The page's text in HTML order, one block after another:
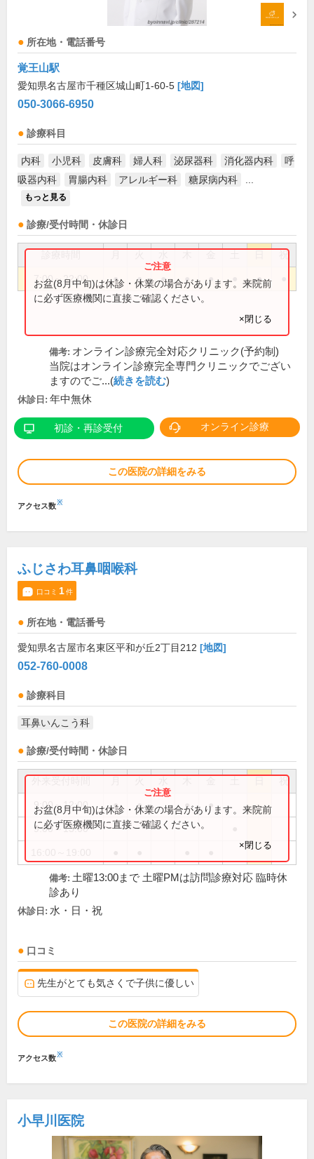
所在地・電話番号
覚王山駅
愛知県名古屋市千種区城山町1-60-5 [地図]
050-3066-6950
診療科目
内科 小児科 皮膚科 婦人科 泌尿器科 消化器内科
呼
吸器内科
胃腸内科 アレルギー科 糖尿病内科
もっと見る
診療/受付時間・休診日
祝
7:00～22:00 ● ● ● ● ● ●
お盆(8月中旬)は休診・休業の場合があります。来院前
に必ず医療機関に直接ご確認ください。
×閉じる
備考: オンライン診療完全対応クリニック(予約制)
当院はオンライン診療完全専門クリニックでござい
ますのでご...(続きを読む)
休診日: 年中無休
初診・再診受付 オンライン診療
この医院の詳細をみる
アクセス数※
ふじさわ耳鼻咽喉科
口コミ 1件
所在地・電話番号
愛知県名古屋市名東区平和が丘2丁目212 [地図]
052-760-0008
診療科目
耳鼻いんこう科
診療/受付時間・休診日
祝
9:00～12:00 ● ● ● ●
9:00～13:00
お盆(8月中旬)は休診・休業の場合があります。来院前
に必ず医療機関に直接ご確認ください。
×閉じる
備考: 土曜13:00まで 土曜PMは訪問診療対応 臨時休
診あり
休診日: 水・日・祝
口コミ
先生がとても気さくで子供に優しい
この医院の詳細をみる
アクセス数※
小早川医院